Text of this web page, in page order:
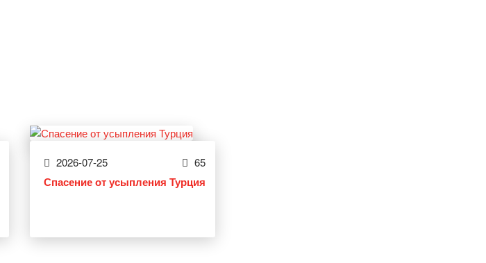
2026-07-25 65
Спасение от усыпления Турция